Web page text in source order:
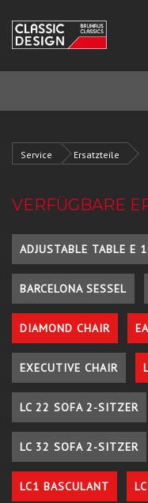
Service Ersatzteile
VERFÜGBARE
ADJUSTABLE TABLE E
BARCELONA SESSEL
DIAMOND CHAIR
EXECUTIVE CHAIR
LC 22 SOFA 2-SITZER
LC 32 SOFA 2-SITZER
LC1 BASCULANT